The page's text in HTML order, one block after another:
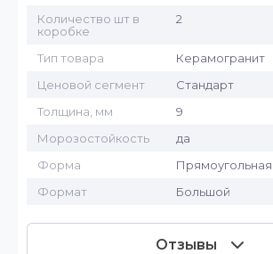
Количество шт в
коробке
2
Тип товара
Керамогранит
Ценовой сегмент
Стандарт
Толщина, мм
9
Морозостойкость
да
Форма
Прямоугольная
Формат
Большой
Отзывы